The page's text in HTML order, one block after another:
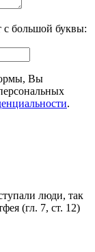
с большой буквы:
Вы
.
люди, так
(гл. 7, ст. 12)